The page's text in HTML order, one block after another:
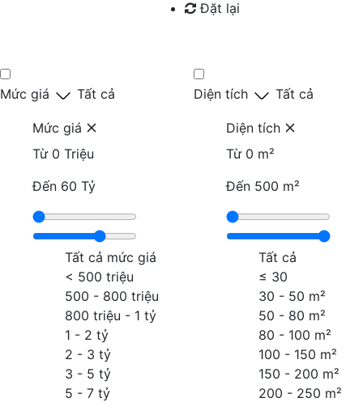
Đặt lại
Mức giá Tất cả
Mức giá
Từ 0 Triệu
Đến 60 Tỷ
Tất cả mức giá
< 500 triệu
500 - 800 triệu
800 triệu - 1 tỷ
1 - 2 tỷ
2 - 3 tỷ
3 - 5 tỷ
5 - 7 tỷ
Diện tích Tất cả
Diện tích
Từ 0 m²
Đến 500 m²
Tất cả
≤ 30
30 - 50 m²
50 - 80 m²
80 - 100 m²
100 - 150 m²
150 - 200 m²
200 - 250 m²